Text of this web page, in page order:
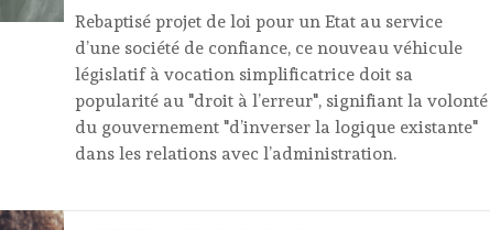
Rebaptisé projet de loi pour un Etat au service
d’une société de confiance, ce nouveau véhicule
législatif à vocation simplificatrice doit sa
popularité au "droit à l’erreur", signifiant la volonté
du gouvernement "d’inverser la logique existante"
dans les relations avec l’administration.